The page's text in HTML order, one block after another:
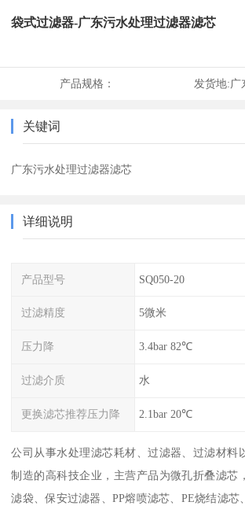
袋式过滤器-广东污水处理过滤器滤芯
产品规格： 发货地:广
关键词
广东污水处理过滤器滤芯
详细说明
产品型号 SQ050-20
过滤精度 5微米
压力降 3.4bar 82℃
过滤介质 水
更换滤芯推荐压力降 2.1bar 20℃
公司从事水处理滤芯耗材、过滤器、过滤材料
制造的高科技企业，主营产品为微孔折叠滤芯
滤袋、保安过滤器、PP熔喷滤芯、PE烧结滤芯